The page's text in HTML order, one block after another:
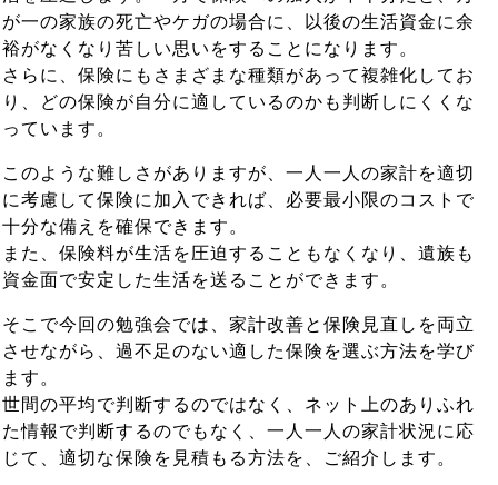
が一の家族の死亡やケガの場合に、以後の生活資金に余
裕がなくなり苦しい思いをすることになります。
さらに、保険にもさまざまな種類があって複雑化してお
り、どの保険が自分に適しているのかも判断しにくくな
っています。
このような難しさがありますが、一人一人の家計を適切
に考慮して保険に加入できれば、必要最小限のコストで
十分な備えを確保できます。
また、保険料が生活を圧迫することもなくなり、遺族も
資金面で安定した生活を送ることができます。
そこで今回の勉強会では、家計改善と保険見直しを両立
させながら、過不足のない適した保険を選ぶ方法を学び
ます。
世間の平均で判断するのではなく、ネット上のありふれ
た情報で判断するのでもなく、一人一人の家計状況に応
じて、適切な保険を見積もる方法を、ご紹介します。